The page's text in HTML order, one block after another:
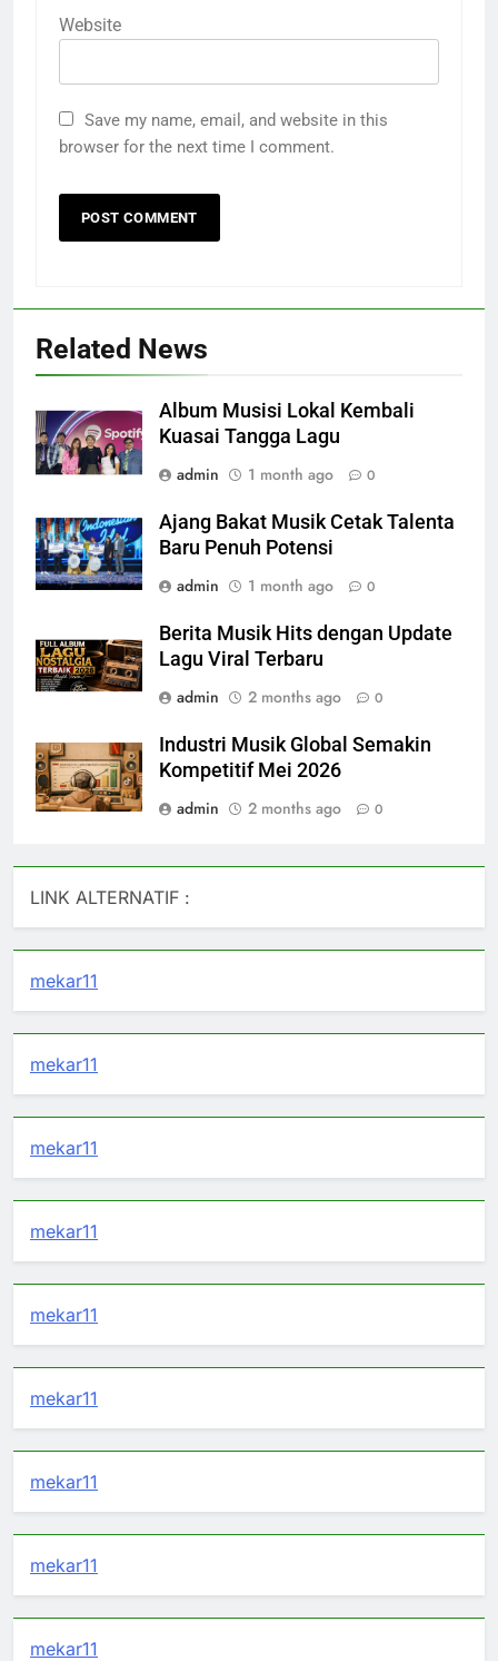
Website
Save my name, email, and website in this
browser for the next time I comment.
Related News
Album Musisi Lokal Kembali
Kuasai Tangga Lagu
admin
1 month ago 0
Ajang Bakat Musik Cetak Talenta
Baru Penuh Potensi
admin
1 month ago 0
Berita Musik Hits dengan Update
Lagu Viral Terbaru
admin
2 months ago 0
Industri Musik Global Semakin
Kompetitif Mei 2026
admin
2 months ago 0
LINK ALTERNATIF :
mekar11
mekar11
mekar11
mekar11
mekar11
mekar11
mekar11
mekar11
mekar11